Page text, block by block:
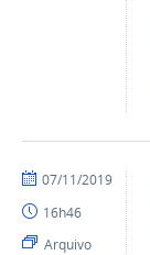
por
publicado
07/11/2019
16h46
Arquivo